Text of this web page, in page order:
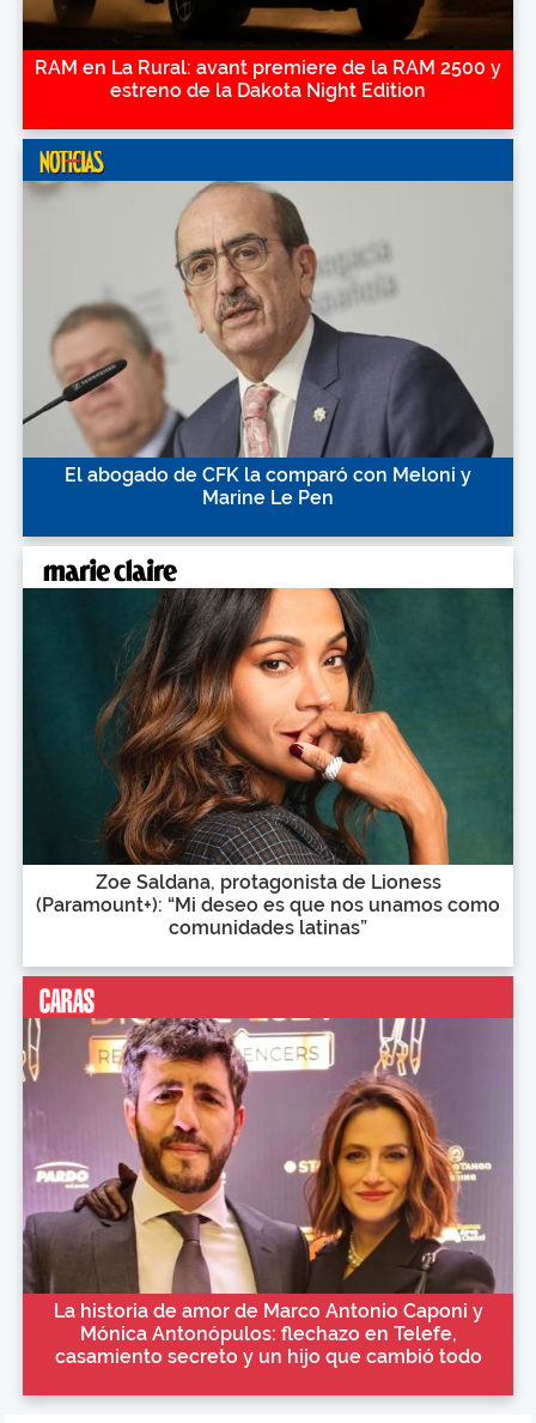
RAM en La Rural: avant premiere de la RAM 2500 y
estreno de la Dakota Night Edition
El abogado de CFK la comparó con Meloni y
Marine Le Pen
Zoe Saldana, protagonista de Lioness
(Paramount+): “Mi deseo es que nos unamos como
comunidades latinas”
La historia de amor de Marco Antonio Caponi y
Mónica Antonópulos: flechazo en Telefe,
casamiento secreto y un hijo que cambió todo